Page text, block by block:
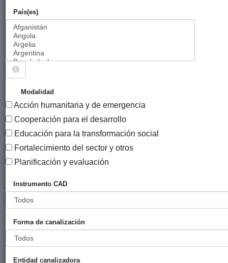
País(es)
Modalidad
Acción humanitaria y de emergencia
Cooperación para el desarrollo
Educación para la transformación social
Fortalecimiento del sector y otros
Planificación y evaluación
Instrumento CAD
Forma de canalización
Entidad canalizadora
7327 PROYECTOS
Título
Entidad
financiadora
Entidad
Programa de
gestión social
y ambiental
con la
comunidad de
San Cristóbal
y San
Vasco
Vasca de
y
Haizea